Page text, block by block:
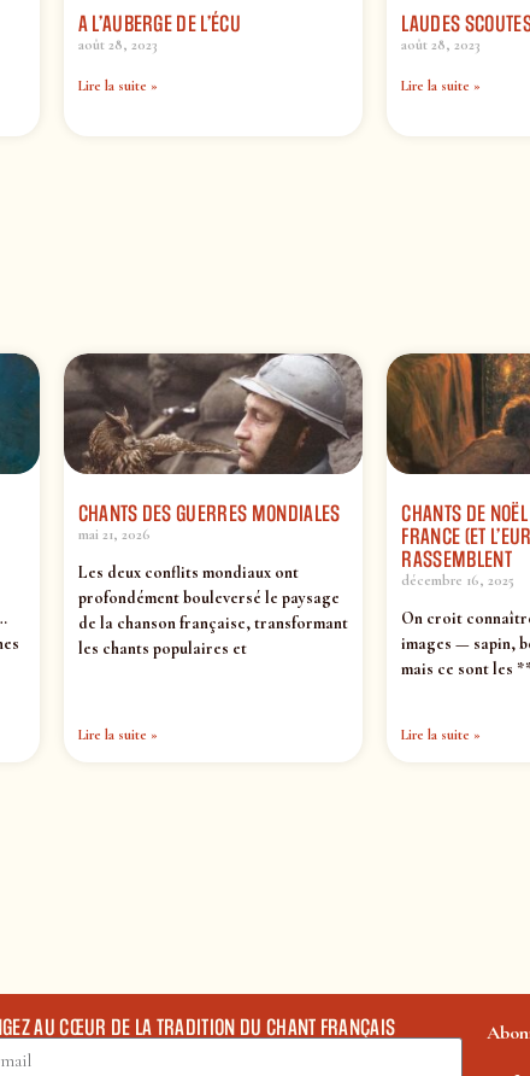
A L’AUBERGE DE L’ÉCU
août 28, 2023
Lire la suite »
LAUDES
août 28, 2023
Lire la suite »
CHANTS DES GUERRES MONDIALES
mai 21, 2026
Les deux conflits mondiaux ont
profondément bouleversé le paysage
de la chanson française, transformant
les chants populaires et
Lire la suite »
CHANTS DE
FRANCE (ET
RASSEMBLENT
décembre 16, 2025
On croit
images — sapin,
mais ce sont les
Lire la suite »
AU CŒUR DE LA TRADITION DU CHANT FRANÇAIS